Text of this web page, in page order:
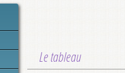
Le tableau